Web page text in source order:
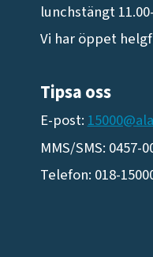
lunchstängt
Vi har öppet
Tipsa oss
E-post:
MMS/SMS: 0457-
Telefon: 018-